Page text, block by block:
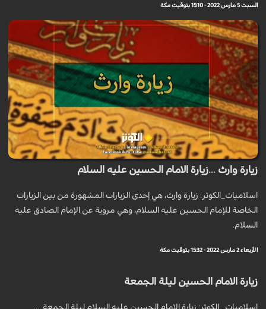
السبت 5 مارس 2022 - 15:10 بتوقيت مكة
زيارة وارث ...زيارة الامام الحسين عليه السلام
اسلاميات_الكوثر: زيارة وارث، هي إحدى الزيارات المشهورة من بين الزيارات
الخاصة للإمام الحسين عليه السلام، وهي مروية عن الإمام الصادق عليه
السلام.
الأربعاء 2 مارس 2022 - 15:32 بتوقيت مكة
زيارة الامام الحسين ليلة الجمعة
اسلاميات _الكوثر: زيارة الامام الحسين عليه السلام ليلة الجمعة ....